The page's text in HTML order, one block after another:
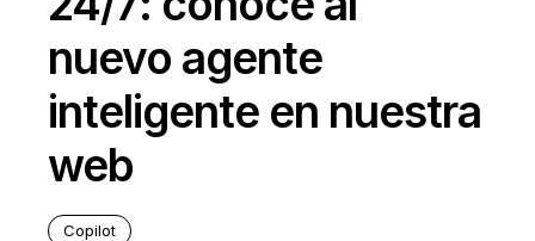
nuevo agente
inteligente en nuestra
web
Copilot